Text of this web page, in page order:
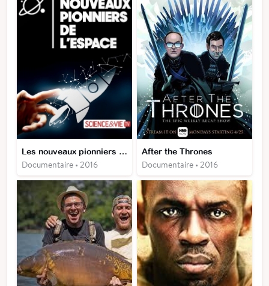
Les nouveaux pionniers de l'espace
Documentaire • 2016
After the Thrones
Documentaire • 2016